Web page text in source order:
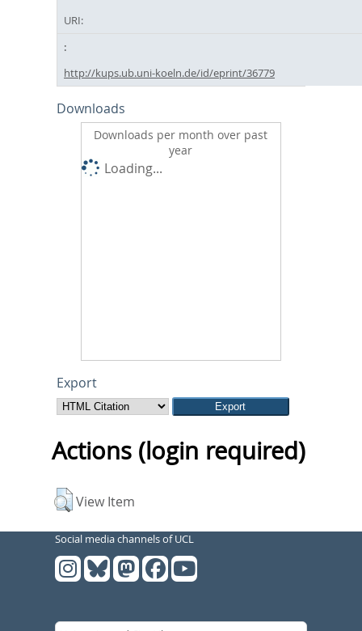
URI:
http://kups.ub.uni-koeln.de/id/eprint/36779
Downloads
Downloads per month over past
year
Loading...
Export
Actions (login required)
View Item
Social media channels of UCL